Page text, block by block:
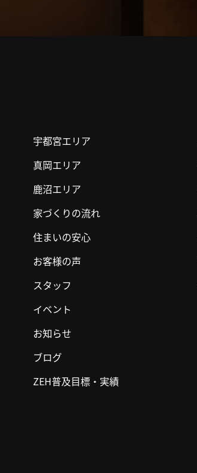
宇都宮エリア
真岡エリア
鹿沼エリア
家づくりの流れ
住まいの安心
お客様の声
スタッフ
イベント
お知らせ
ブログ
ZEH普及目標・実績